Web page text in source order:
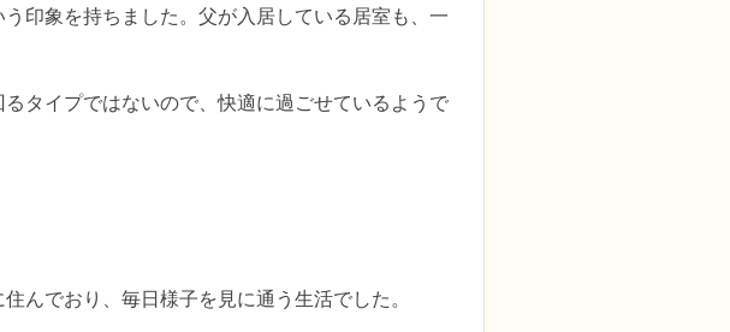
印象を持ちました。父が入居している居室も、一
タイプではないので、快適に過ごせているようで
んでおり、毎日様子を見に通う生活でした。